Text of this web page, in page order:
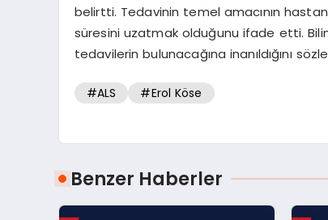
belirtti. Tedavinin temel amacının
süresini uzatmak olduğunu ifade etti.
tedavilerin bulunacağına inanıldığını
#ALS #Erol Köse
Benzer Haberler